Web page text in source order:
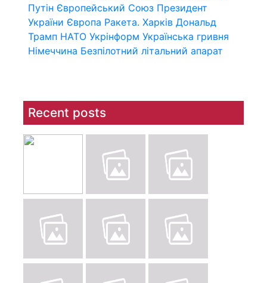
Путін Європейський Союз Президент
України Європа Ракета. Харків Дональд
Трамп НАТО Укрінформ Українська гривня
Німеччина Безпілотний літальний апарат
Recent posts